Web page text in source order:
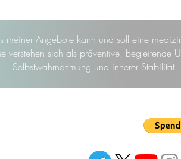
meiner Angebote kann und soll eine
verstehen sich als präventive, begleitende
Selbstwahrnehmung und innerer